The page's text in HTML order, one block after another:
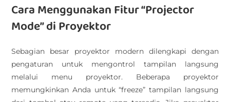
Cara Menggunakan Fitur “Projector
Mode” di Proyektor
Sebagian besar proyektor modern dilengkapi dengan
pengaturan untuk mengontrol tampilan langsung
melalui menu proyektor. Beberapa proyektor
memungkinkan Anda untuk “freeze” tampilan langsung